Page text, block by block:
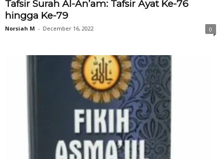
Tafsir Surah Al-An’am: Tafsir Ayat Ke-76
hingga Ke-79
Norsiah M - December 16, 2022 0